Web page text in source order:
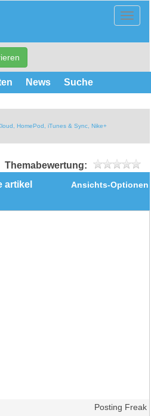
News Suche
HomePod, iTunes & Sync, Nike+
Themabewertung:
Ansichts-Optionen
artikel
Posting Freak